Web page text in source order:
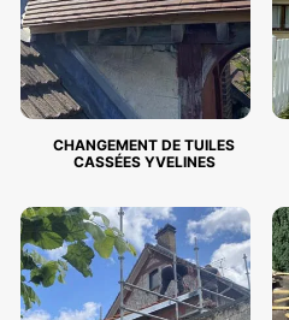
CHANGEMENT DE TUILES
CASSÉES YVELINES